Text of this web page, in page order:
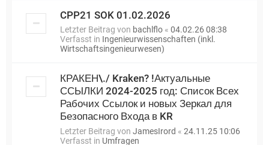
CPP21 SOK 01.02.2026
Letzter Beitrag von bachlflo « 04.02.26 08:38
Verfasst in Ingenieurwissenschaften (inkl.
Wirtschaftsingenieurwesen)
КРАКЕН\./ Kraken? !Актуальные
ССЫЛКИ 2024-2025 год: Список Всех
Рабочих Ссылок и новых Зеркал для
Безопасного Входа в KR
Letzter Beitrag von JamesIrord « 24.11.25 10:06
Verfasst in Umfragen